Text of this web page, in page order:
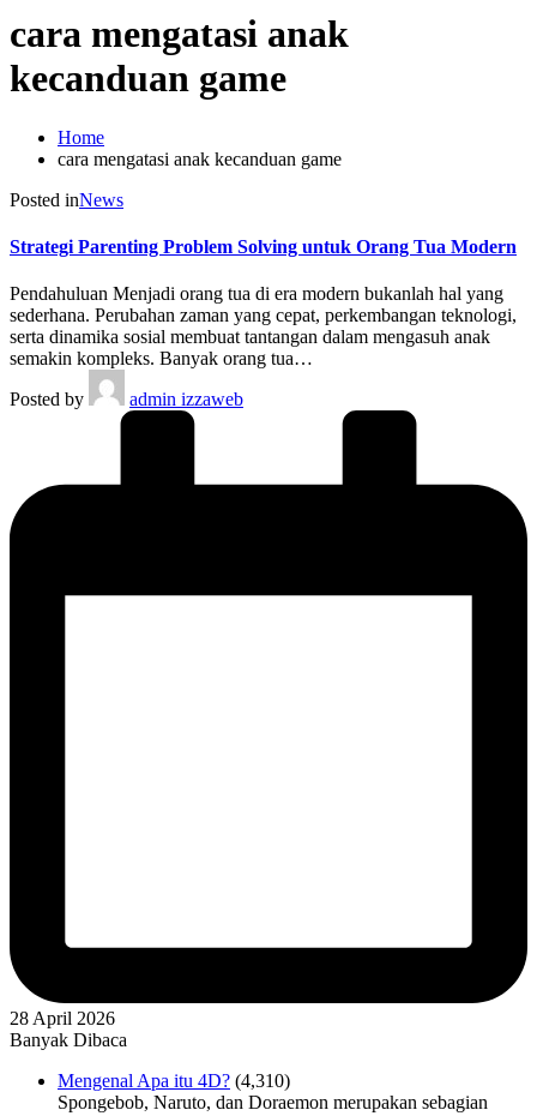
cara mengatasi anak
kecanduan game
Home
cara mengatasi anak kecanduan game
Posted inNews
Strategi Parenting Problem Solving untuk Orang Tua Modern
Pendahuluan Menjadi orang tua di era modern bukanlah hal yang
sederhana. Perubahan zaman yang cepat, perkembangan teknologi,
serta dinamika sosial membuat tantangan dalam mengasuh anak
semakin kompleks. Banyak orang tua…
Posted by
admin izzaweb
28 April 2026
Banyak Dibaca
Mengenal Apa itu 4D? (4,310)
Spongebob, Naruto, dan Doraemon merupakan sebagian